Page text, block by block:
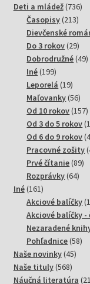
Deti a mládež 736736
Časopisy 213213
Dievčenské
Do 3 rokov 2929
Dobrodružné 4949
Iné 199199
produktov
Leporelá 1919
Maľovanky 5656
Od 10 rokov 157
Od 3 do 5 rokov
Od 6 do 9 rokov
Pracovné zošity
Prvé čítanie 8989
Rozprávky 6464
Iné 161161
produktov
Akciové balíčky
Akciové balíčky -
Nezaradené
Pohľadnice 5858
Naše novinky 4545
Naše tituly 568568
Náučná literatúra